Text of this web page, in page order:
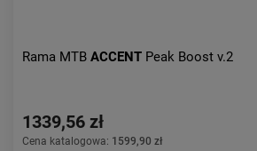
Rama MTB ACCENT Peak Boost v.2
1339,56 zł
Cena katalogowa: 1599,90 zł